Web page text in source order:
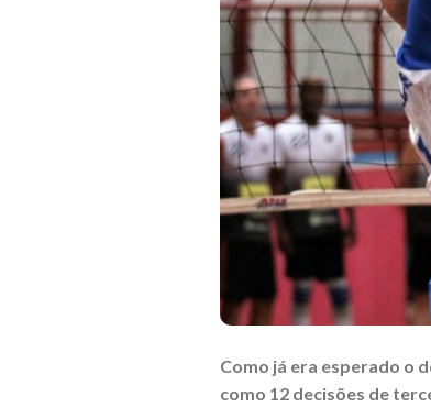
Como já era esperado o
como 12 decisões de